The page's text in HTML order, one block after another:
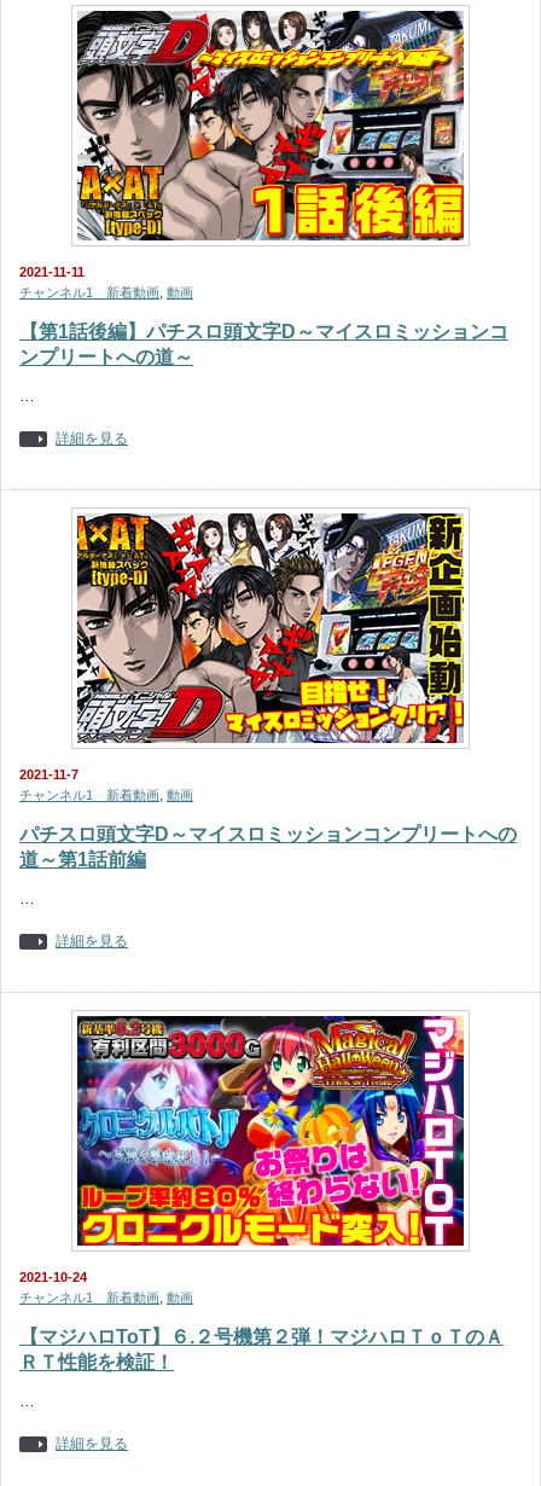
2021-11-11
チャンネル1 新着動画 動画
【第1話後編】パチスロ頭文字D～マイスロミッションコ
ンプリートへの道～
詳細を見る
2021-11-7
チャンネル1 新着動画 動画
パチスロ頭文字D～マイスロミッションコンプリートへの
道～第1話前編
詳細を見る
2021-10-24
チャンネル1 新着動画 動画
【マジハロToT】６.２号機第２弾！マジハロＴｏＴのＡ
ＲＴ性能を検証！
詳細を見る